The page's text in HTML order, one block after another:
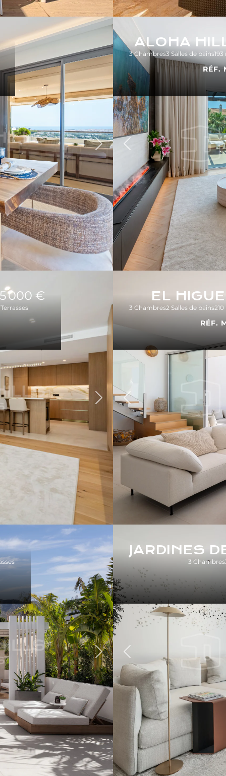
Suivant
ALOHA
3 Chambres3 Salles de bains193
RÉF.
Précédent
000 €
Suivant
EL
3 Chambres2 Salles de bains210
RÉF.
Précédent
Suivant
JARDINES
3 Chambres
Précédent